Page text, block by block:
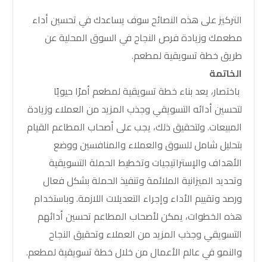
التركيز على هذه النصائح سوف يساعدك في تحسين أداء
مطعمك وزيادة فرص النجاح في السوق المحلية عن
طريقخطة تسويقية لمطعم.
الخاتمة
باختصار، يعد بناء خطة تسويقية لمطعم أمرًا حيويًا
لتحسين أدائه التسويقي وجذب المزيد من العملاء وزيادة
المبيعات. ولتحقيق ذلك، يجب على أصحاب المطاعم القيام
بتحليل شامل للسوق والعملاء والمنافسين ووضع
الأهداف والإستراتيجيات وتخطيط الحملة التسويقية
وتحديد الميزانية الملائمة وتنفيذ الحملة بشكل فعال
ورصد وتقييم الأداء وإجراء التعديلات اللازمة. وباستخدام
هذه الخطوات، يمكن لأصحاب المطاعم تحسين أدائهم
التسويقي وجذب المزيد من العملاء وتحقيق النجاح
والنمو في عالم الأعمال من خلالخطة تسويقية لمطعم.